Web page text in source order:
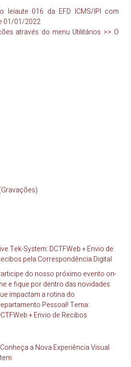
leiaute 016 da EFD ICMS/IPI com
01/01/2022
através do menu Utilitários >> O
Tek-System: DCTFWeb + Envio de
pela Correspondência Digital
do nosso próximo evento on-
e fique por dentro das novidades
impactam a rotina do
Pessoal! Tema:
+ Envio de Recibos
a Nova Experiência Visual